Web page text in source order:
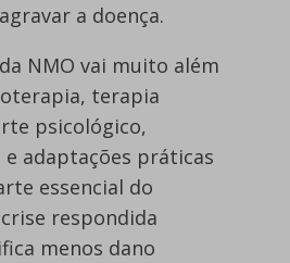
a doença.
NMO vai muito além
terapia
psicológico,
adaptações práticas
essencial do
respondida
menos dano